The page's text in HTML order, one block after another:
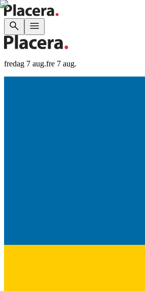
fredag 7 aug.fre 7 aug.